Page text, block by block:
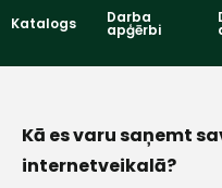
Katalogs Darba
apģērbi
Kā es varu saņemt
internetveikalā?